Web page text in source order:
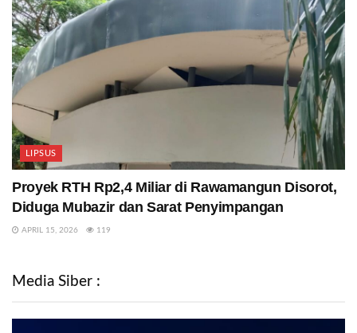
LIPSUS
Proyek RTH Rp2,4 Miliar di Rawamangun Disorot,
Diduga Mubazir dan Sarat Penyimpangan
APRIL 15, 2026 119
Media Siber :